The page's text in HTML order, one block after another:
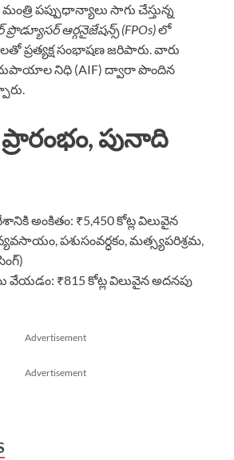
పప్పుధాన్యాలు సాగు చేస్తున్న
ప్రొడ్యూసర్ ఆర్గనైజేషన్స్ (FPOs)లో
ప్రత్యక్ష సంభాషణ జరిపారు. వారు
నిధి (AIF) ద్వారా పొందిన
ప్రారంభం, పునాది
అంకితం: ₹5,450 కోట్ల విలువైన
పశుసంవర్ధకం, మత్స్యపరిశ్రమ,
₹815 కోట్ల విలువైన అదనపు
Advertisement
Advertisement